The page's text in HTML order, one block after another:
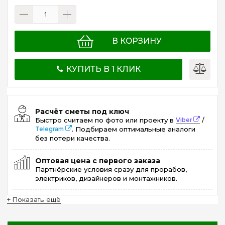
В КОРЗИНУ
КУПИТЬ В 1 КЛИК
Расчёт сметы под ключ
Быстро считаем по фото или проекту в Viber
/
Telegram
. Подбираем оптимальные аналоги
без потери качества.
Оптовая цена с первого заказа
Партнёрские условия сразу для прорабов,
электриков, дизайнеров и монтажников.
+ Показать ещё